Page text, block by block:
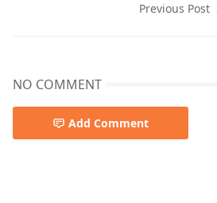
Previous Post
NO COMMENT
Add Comment